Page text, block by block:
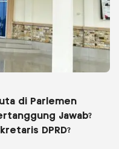
di Parlemen
Jawab?
DPRD?